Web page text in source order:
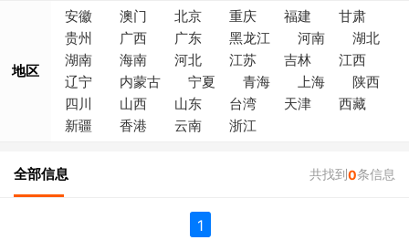
地区
安徽 澳门 北京 重庆 福建
甘肃
贵州
广西 广东 黑龙江 河南
湖北
湖南
海南 河北 江苏 吉林
江西
辽宁
内蒙古 宁夏 青海 上海
陕西
四川
山西 山东 台湾 天津
西藏
新疆
香港 云南 浙江
全部信息 共找到0条信息
1